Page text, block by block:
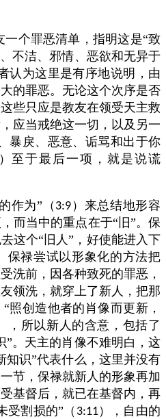
一个罪恶清单，指明这是“致
不洁、邪情、恶欲和无异于
认为这里是有序地说明，由
的罪恶。无论这个次序是否
些只应是教友在领受天主救
应当戒绝这一切，以及另一
暴戾、恶意、诟骂和出于你
至于最后一项，就是说谎
作为”（ 3:9 ）来总结地形容
而当中的重点在于“旧”。保
这个“旧人”，好使能进入下
保禄尝试以形象化的方法把
洗前，因各种致死的罪恶，
领洗，就穿上了新人，把那
照创造他者的肖像而更新，
，所以新人的含意，包括了
”。天主的肖像不难明白，这
知识”代表什么，这里并没有
节，保禄就新人的形象再加
基督后，就已在基督内，再
受割损的”（ 3:11），自由的